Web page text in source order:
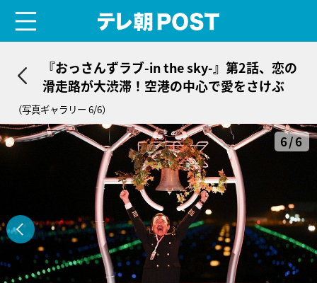
『おっさんずラブ-in the sky-』第2話、恋の
滑走路が大渋滞！空港の中心で愛をさけぶ
（写真ギャラリー 6/6）
6/6